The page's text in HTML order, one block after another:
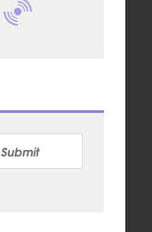
Submit